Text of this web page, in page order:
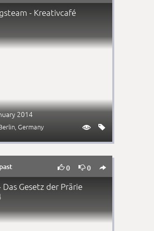
- Kreativcafé
2014
, Germany  
0 0 
Das Gesetz der Prärie